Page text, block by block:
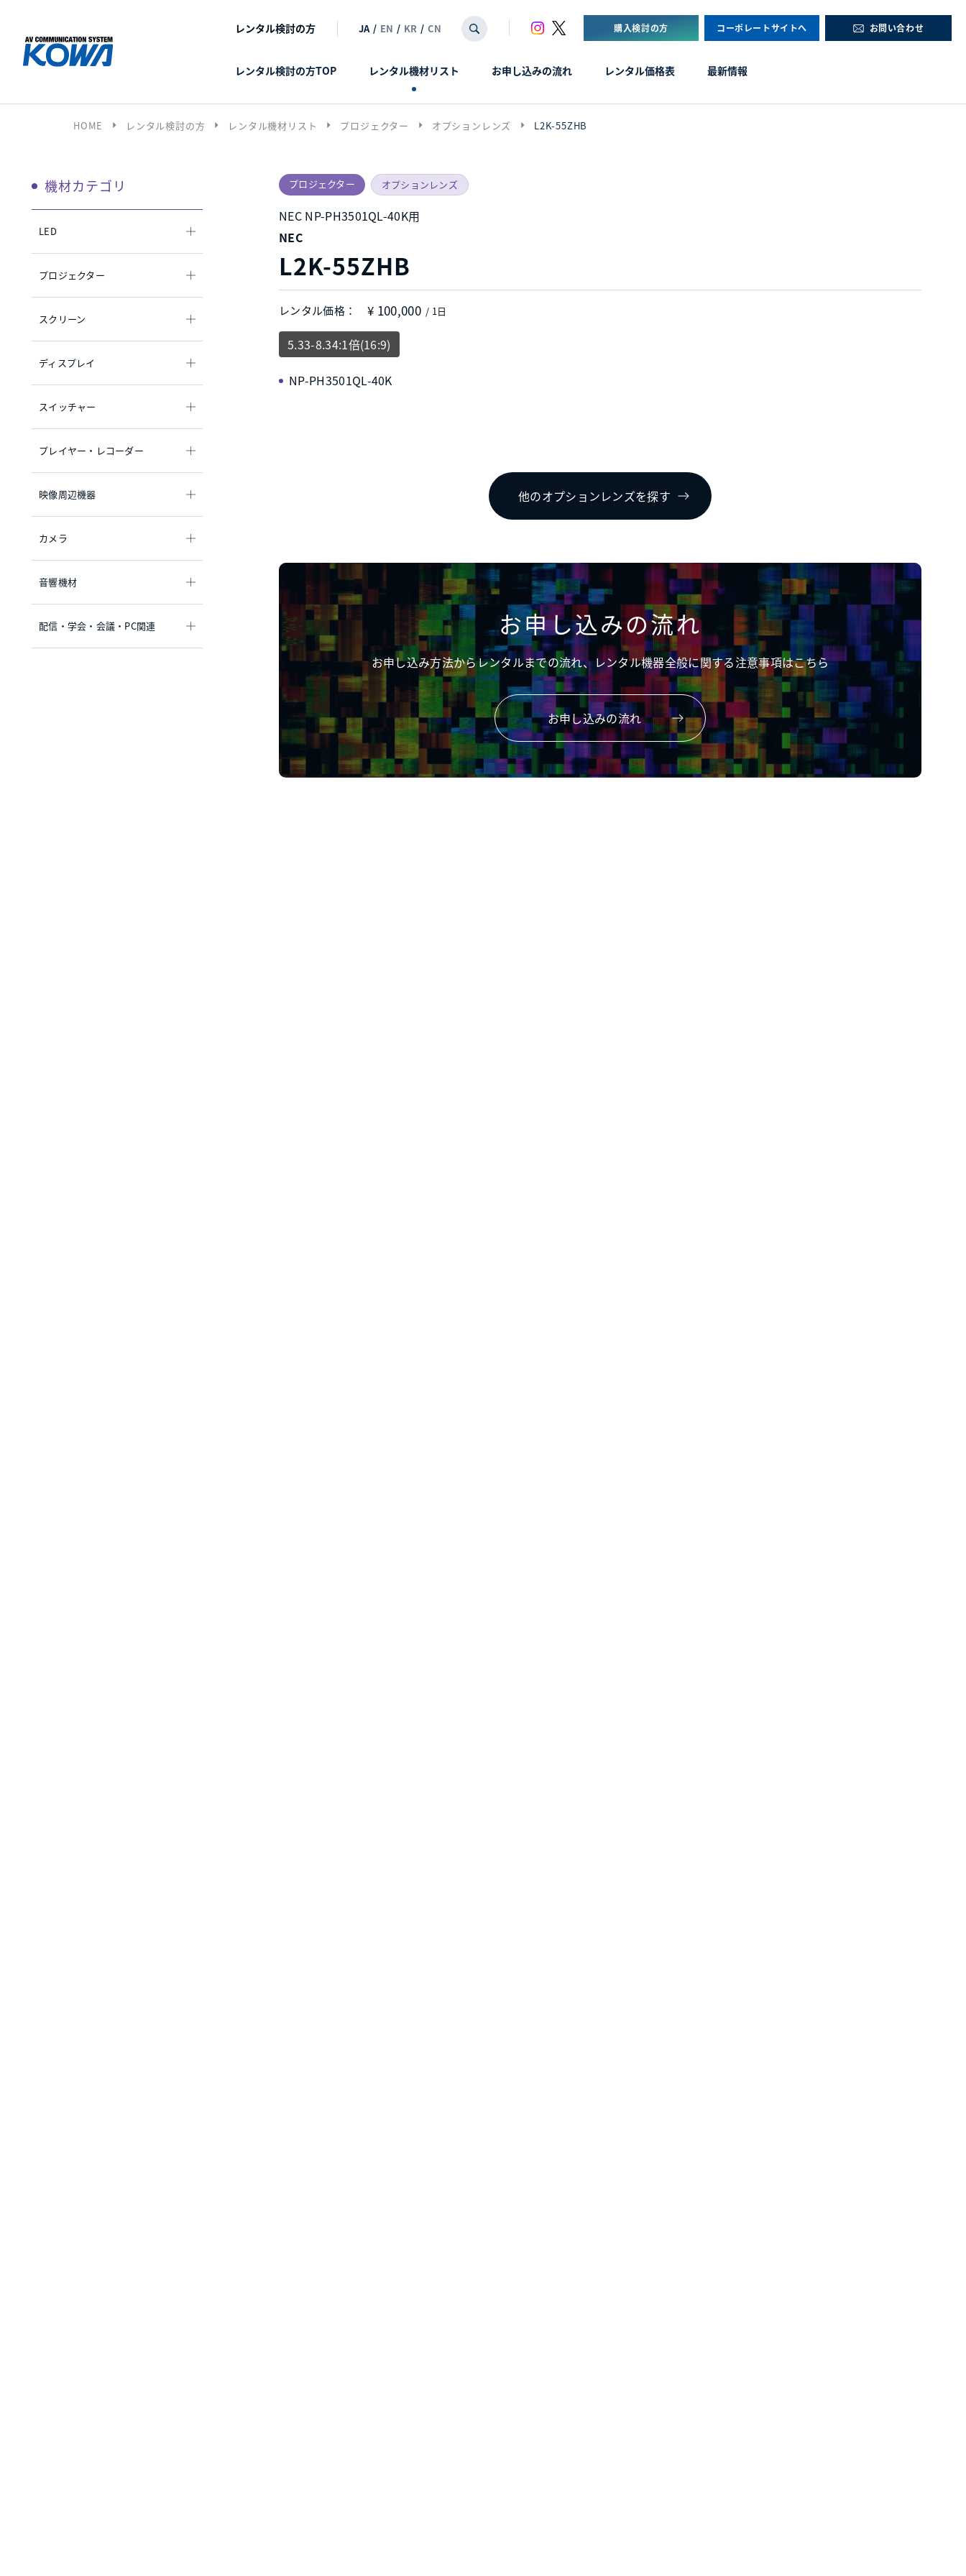
レンタル検討の方 JA / EN / KR / CN 購入検討の方 コーポレートサイトへ お問い合わせ
レンタル検討の方TOP レンタル機材リスト お申し込みの流れ レンタル価格表 最新情報
HOME arrow_right レンタル検討の方 arrow_right レンタル機材リスト arrow_right プロジェクター arrow_right オプションレンズ arrow_right L2K-55ZHB
機材カテゴリ
LED
プロジェクター
スクリーン
ディスプレイ
スイッチャー
プレイヤー・レコーダー
映像周辺機器
カメラ
音響機材
配信・学会・会議・PC関連
プロジェクター オプションレンズ
NEC NP-PH3501QL-40K用
NEC
L2K-55ZHB
レンタル価格： ¥ 100,000 / 1日
5.33-8.34:1倍(16:9)
NP-PH3501QL-40K
他のオプションレンズを探す
お申し込みの流れ
お申し込み方法からレンタルまでの流れ、レンタル機器全般に関する注意事項はこちら
お申し込みの流れ